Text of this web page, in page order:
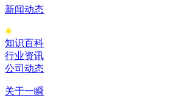
新闻动态
知识百科
行业资讯
公司动态
关于一瞬